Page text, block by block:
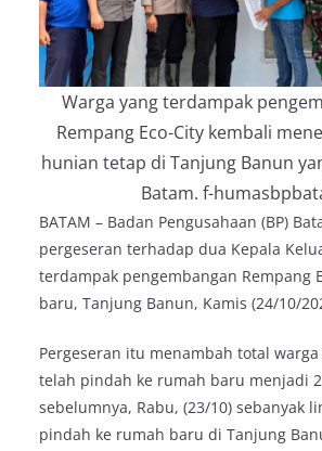
Warga yang terdampak
Rempang Eco-City kembali
hunian tetap di Tanjung Banun
Batam. f-
BATAM – Badan Pengusahaan (BP)
pergeseran terhadap dua Kepala
terdampak pengembangan Rempang
baru, Tanjung Banun, Kamis (24/10/
Pergeseran itu menambah total
telah pindah ke rumah baru menjadi
sebelumnya, Rabu, (23/10) sebanyak
pindah ke rumah baru di Tanjung